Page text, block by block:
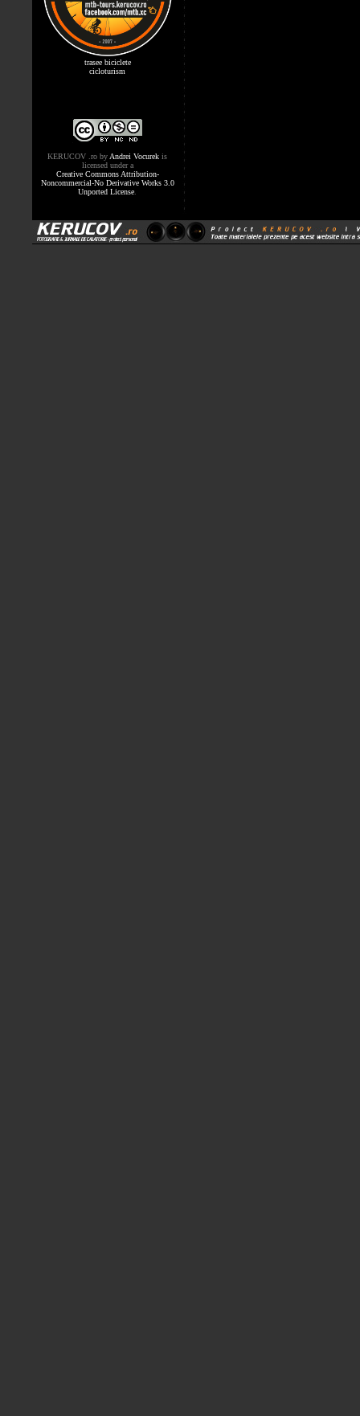
trasee biciclete
cicloturism
KERUCOV .ro by Andrei Vocurek is
licensed under a
Creative Commons Attribution-
Noncommercial-No Derivative Works 3.0
Unported License